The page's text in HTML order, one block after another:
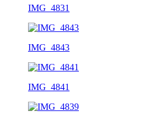
IMG_4831
IMG_4843
IMG_4841